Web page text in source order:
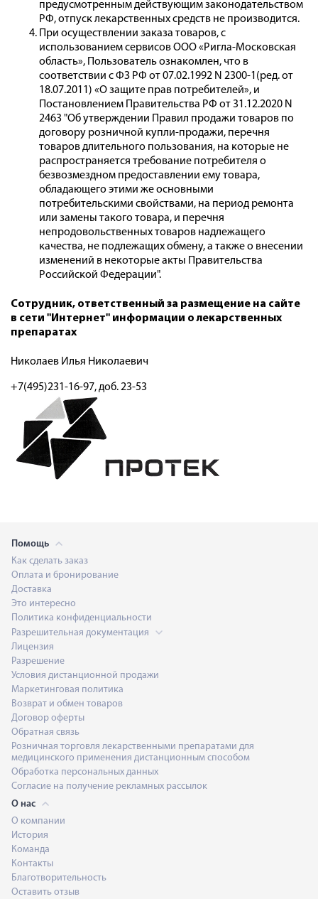
предусмотренным действующим законодательством
РФ, отпуск лекарственных средств не производится.
При осуществлении заказа товаров, с
использованием сервисов ООО «Ригла-Московская
область», Пользователь ознакомлен, что в
соответствии с ФЗ РФ от 07.02.1992 N 2300-1(ред. от
18.07.2011) «О защите прав потребителей», и
Постановлением Правительства РФ от 31.12.2020 N
2463 "Об утверждении Правил продажи товаров по
договору розничной купли-продажи, перечня
товаров длительного пользования, на которые не
распространяется требование потребителя о
безвозмездном предоставлении ему товара,
обладающего этими же основными
потребительскими свойствами, на период ремонта
или замены такого товара, и перечня
непродовольственных товаров надлежащего
качества, не подлежащих обмену, а также о внесении
изменений в некоторые акты Правительства
Российской Федерации".
Сотрудник, ответственный за размещение на сайте
в сети "Интернет" информации о лекарственных
препаратах
Николаев Илья Николаевич
+7(495)231-16-97, доб. 23-53
Помощь
Как сделать заказ
Оплата и бронирование
Доставка
Это интересно
Политика конфиденциальности
Разрешительная документация
Лицензия
Разрешение
Условия дистанционной продажи
Маркетинговая политика
Возврат и обмен товаров
Договор оферты
Обратная связь
Розничная торговля лекарственными препаратами для
медицинского применения дистанционным способом
Обработка персональных данных
Согласие на получение рекламных рассылок
О нас
О компании
История
Команда
Контакты
Благотворительность
Оставить отзыв